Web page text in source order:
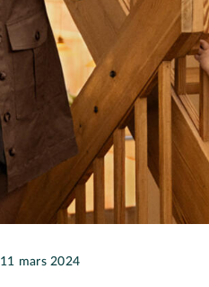
11 mars 2024